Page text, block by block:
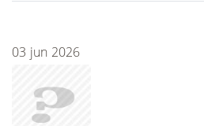
03 jun 2026